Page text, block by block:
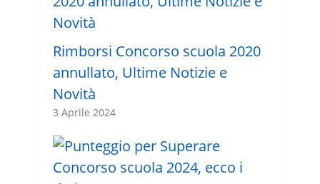
Rimborsi Concorso scuola 2020
annullato, Ultime Notizie e
Novità
3 Aprile 2024